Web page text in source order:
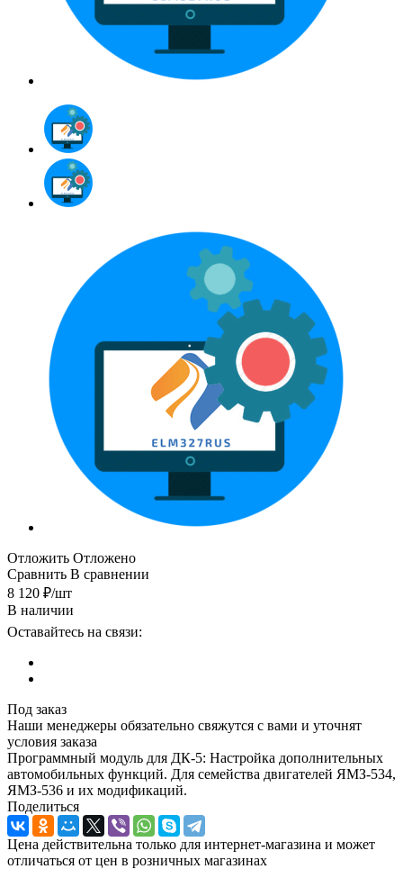
Отложить Отложено
Сравнить В сравнении
8 120 ₽/шт
В наличии
Оставайтесь на связи:
Под заказ
Наши менеджеры обязательно свяжутся с вами и уточнят
условия заказа
Программный модуль для ДК-5: Настройка дополнительных
автомобильных функций. Для семейства двигателей ЯМЗ-534,
ЯМЗ-536 и их модификаций.
Поделиться
Цена действительна только для интернет-магазина и может
отличаться от цен в розничных магазинах